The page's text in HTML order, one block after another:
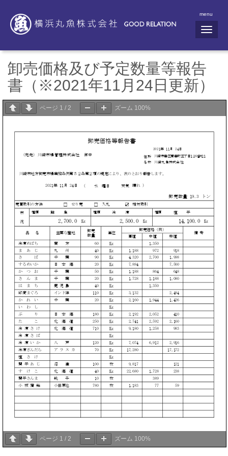
menu
N
a
i
n
卸売価格及び予定数量等報告
書（※2021年11月24日更新）
ページ 1 / 2 ズーム 100%
ページ 1 / 2 ズーム 100%